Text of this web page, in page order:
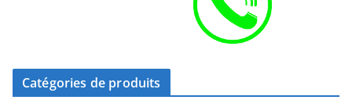
Catégories de produits